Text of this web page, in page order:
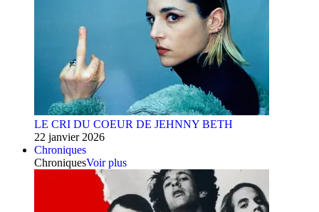
LE CRI DU COEUR DE JEHNNY BETH
22 janvier 2026
Chroniques
ChroniquesVoir plus